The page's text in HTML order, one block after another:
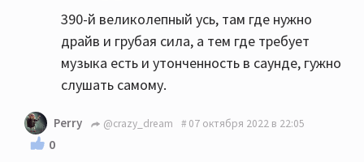
390-й великолепный усь, там где нужно
драйв и грубая сила, а тем где требует
музыка есть и утонченность в саунде, гужно
слушать самому.
Perry @crazy_dream 07 октября 2022 в 22:05
0